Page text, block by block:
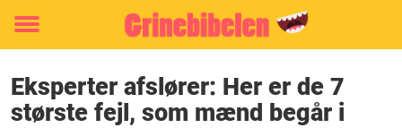
Toggle
Eksperter afslører: Her er de 7
største fejl, som mænd begår i